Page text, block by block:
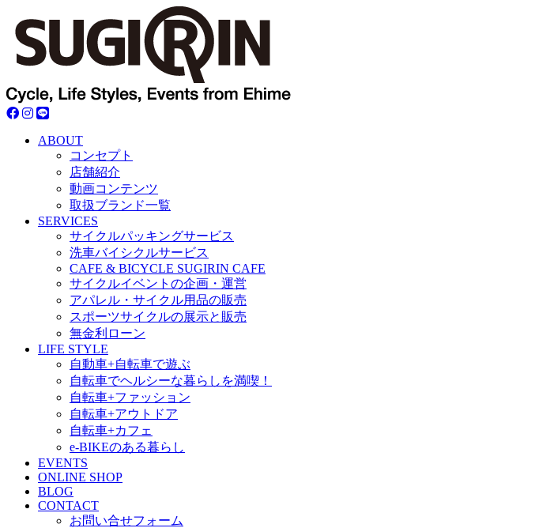
ABOUT
コンセプト
店舗紹介
動画コンテンツ
取扱ブランド一覧
SERVICES
サイクルパッキングサービス
洗車バイシクルサービス
CAFE & BICYCLE SUGIRIN CAFE
サイクルイベントの企画・運営
アパレル・サイクル用品の販売
スポーツサイクルの展示と販売
無金利ローン
LIFE STYLE
自動車+自転車で遊ぶ
自転車でヘルシーな暮らしを満喫！
自転車+ファッション
自転車+アウトドア
自転車+カフェ
e-BIKEのある暮らし
EVENTS
ONLINE SHOP
BLOG
CONTACT
お問い合せフォーム